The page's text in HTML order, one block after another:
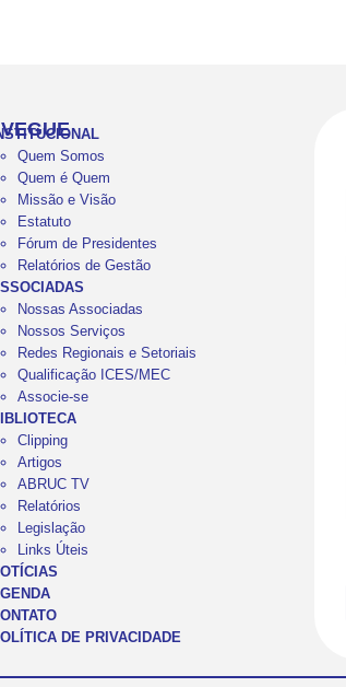
Quem Somos
Quem é Quem
Missão e Visão
Estatuto
Fórum de Presidentes
Relatórios de Gestão
Nossas Associadas
Nossos Serviços
Redes Regionais e Setoriais
Qualificação ICES/MEC
Associe-se
Clipping
Artigos
ABRUC TV
Relatórios
Legislação
Links Úteis
DE PRIVACIDADE